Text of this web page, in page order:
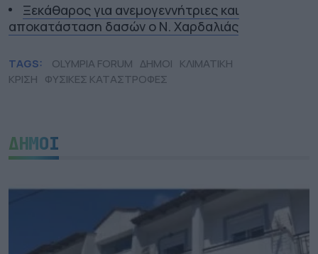
Ξεκάθαρος για ανεμογεννήτριες και
αποκατάσταση δασών ο Ν. Χαρδαλιάς
TAGS: OLYMPIA FORUM ΔΗΜΟΙ ΚΛΙΜΑΤΙΚΗ
ΚΡΙΣΗ ΦΥΣΙΚΕΣ ΚΑΤΑΣΤΡΟΦΕΣ
ΔΗΜΟΙ